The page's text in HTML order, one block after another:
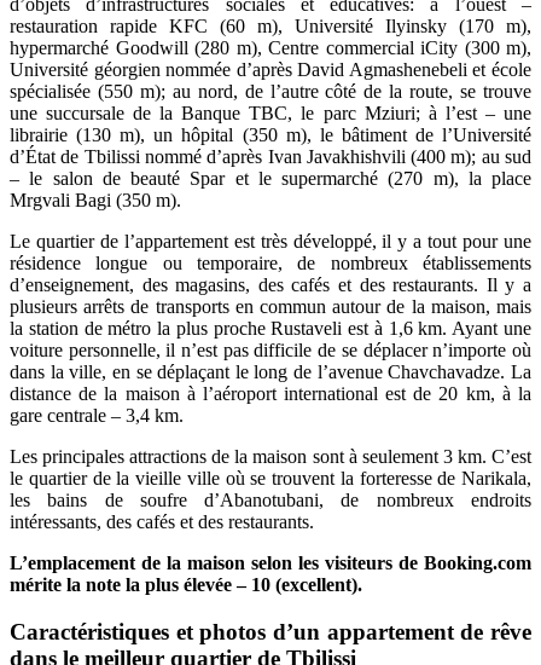
d’objets d’infrastructures sociales et éducatives: à l’ouest –
restauration rapide KFC (60 m), Université Ilyinsky (170 m),
hypermarché Goodwill (280 m), Centre commercial iCity (300 m),
Université géorgien nommée d’après David Agmashenebeli et école
spécialisée (550 m); au nord, de l’autre côté de la route, se trouve
une succursale de la Banque TBC, le parc Mziuri; à l’est – une
librairie (130 m), un hôpital (350 m), le bâtiment de l’Université
d’État de Tbilissi nommé d’après Ivan Javakhishvili (400 m); au sud
– le salon de beauté Spar et le supermarché (270 m), la place
Mrgvali Bagi (350 m).
Le quartier de l’appartement est très développé, il y a tout pour une
résidence longue ou temporaire, de nombreux établissements
d’enseignement, des magasins, des cafés et des restaurants. Il y a
plusieurs arrêts de transports en commun autour de la maison, mais
la station de métro la plus proche Rustaveli est à 1,6 km. Ayant une
voiture personnelle, il n’est pas difficile de se déplacer n’importe où
dans la ville, en se déplaçant le long de l’avenue Chavchavadze. La
distance de la maison à l’aéroport international est de 20 km, à la
gare centrale – 3,4 km.
Les principales attractions de la maison sont à seulement 3 km. C’est
le quartier de la vieille ville où se trouvent la forteresse de Narikala,
les bains de soufre d’Abanotubani, de nombreux endroits
intéressants, des cafés et des restaurants.
L’emplacement de la maison selon les visiteurs de Booking.com
mérite la note la plus élevée – 10 (excellent).
Caractéristiques et photos d’un appartement de rêve
dans le meilleur quartier de Tbilissi